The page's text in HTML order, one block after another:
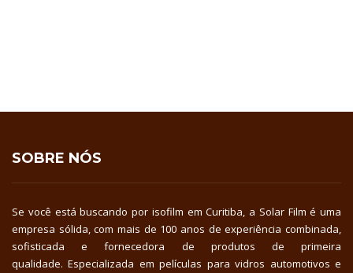
SOBRE NÓS
Se você está buscando por isofilm em Curitiba, a Solar Film é uma
empresa sólida, com mais de 100 anos de experiência combinada,
sofisticada e fornecedora de produtos de primeira
qualidade. Especializada em películas para vidros automotivos e